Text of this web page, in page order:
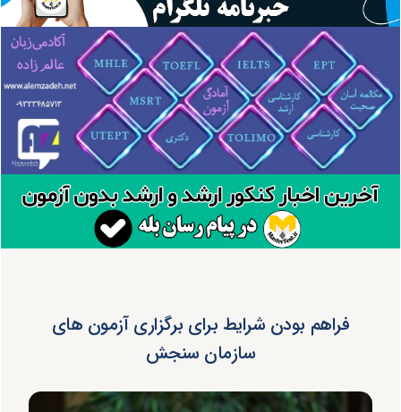
فراهم بودن شرایط برای برگزاری آزمون های
سازمان سنجش